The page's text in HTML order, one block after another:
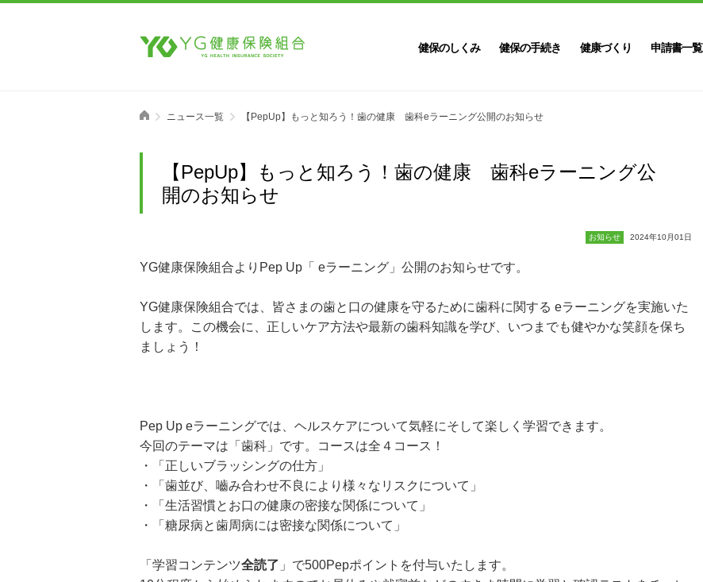
健保のしくみ 健保の手続き 健康づくり 申請書一覧
ニュース一覧 【PepUp】もっと知ろう！歯の健康 歯科eラーニング公開のお知らせ
【PepUp】もっと知ろう！歯の健康 歯科eラーニング公
開のお知らせ
お知らせ 2024年10月01日
YG健康保険組合よりPep Up「 eラーニング」公開のお知らせです。
YG健康保険組合では、皆さまの歯と口の健康を守るために歯科に関する eラーニングを実施いた
します。この機会に、正しいケア方法や最新の歯科知識を学び、いつまでも健やかな笑顔を保ち
ましょう！
Pep Up eラーニングでは、ヘルスケアについて気軽にそして楽しく学習できます。
今回のテーマは「歯科」です。コースは全４コース！
・「正しいブラッシングの仕方」
・「歯並び、嚙み合わせ不良により様々なリスクについて」
・「生活習慣とお口の健康の密接な関係について」
・「糖尿病と歯周病には密接な関係について」
「学習コンテンツ全読了 」で500Pepポイントを付与いたします。